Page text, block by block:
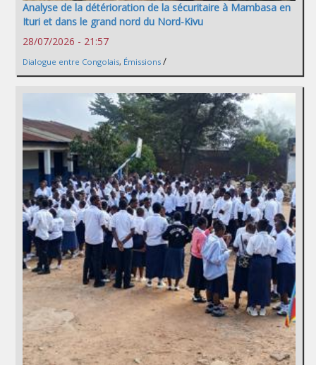
Analyse de la détérioration de la sécuritaire à Mambasa en
Ituri et dans le grand nord du Nord-Kivu
28/07/2026 - 21:57
Dialogue entre Congolais, Émissions /